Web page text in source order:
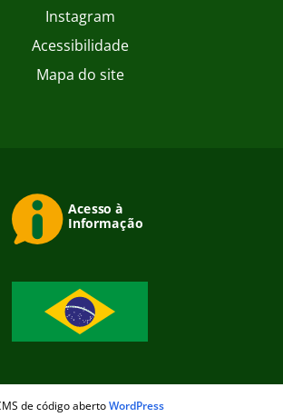
Instagram
Acessibilidade
Mapa do site
de código abertoWordPress